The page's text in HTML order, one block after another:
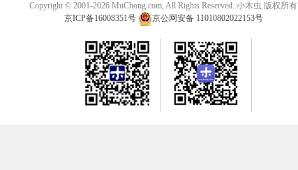
Copyright © 2001-2026 MuChong.com, All Rights Reserved. 小木虫 版权所有
京ICP备16008351号
京公网安备 11010802022153号